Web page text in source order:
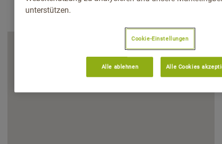
unterstützen.
Cookie-Einstellungen
Alle ablehnen Alle Cookies